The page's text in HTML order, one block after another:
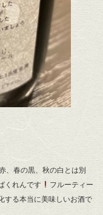
、春の黒、秋の白とは別
くれんです
フルーティー
する本当に美味しいお酒で